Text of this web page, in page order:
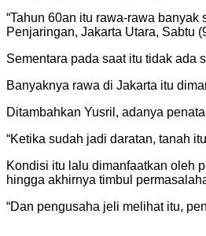
“Tahun 60an itu rawa-rawa
Penjaringan, Jakarta Utara, Sabtu
Sementara pada saat itu tidak ada
Banyaknya rawa di Jakarta itu
Ditambahkan Yusril, adanya
“Ketika sudah jadi daratan, tanah
Kondisi itu lalu dimanfaatkan oleh
hingga akhirnya timbul
“Dan pengusaha jeli melihat itu,